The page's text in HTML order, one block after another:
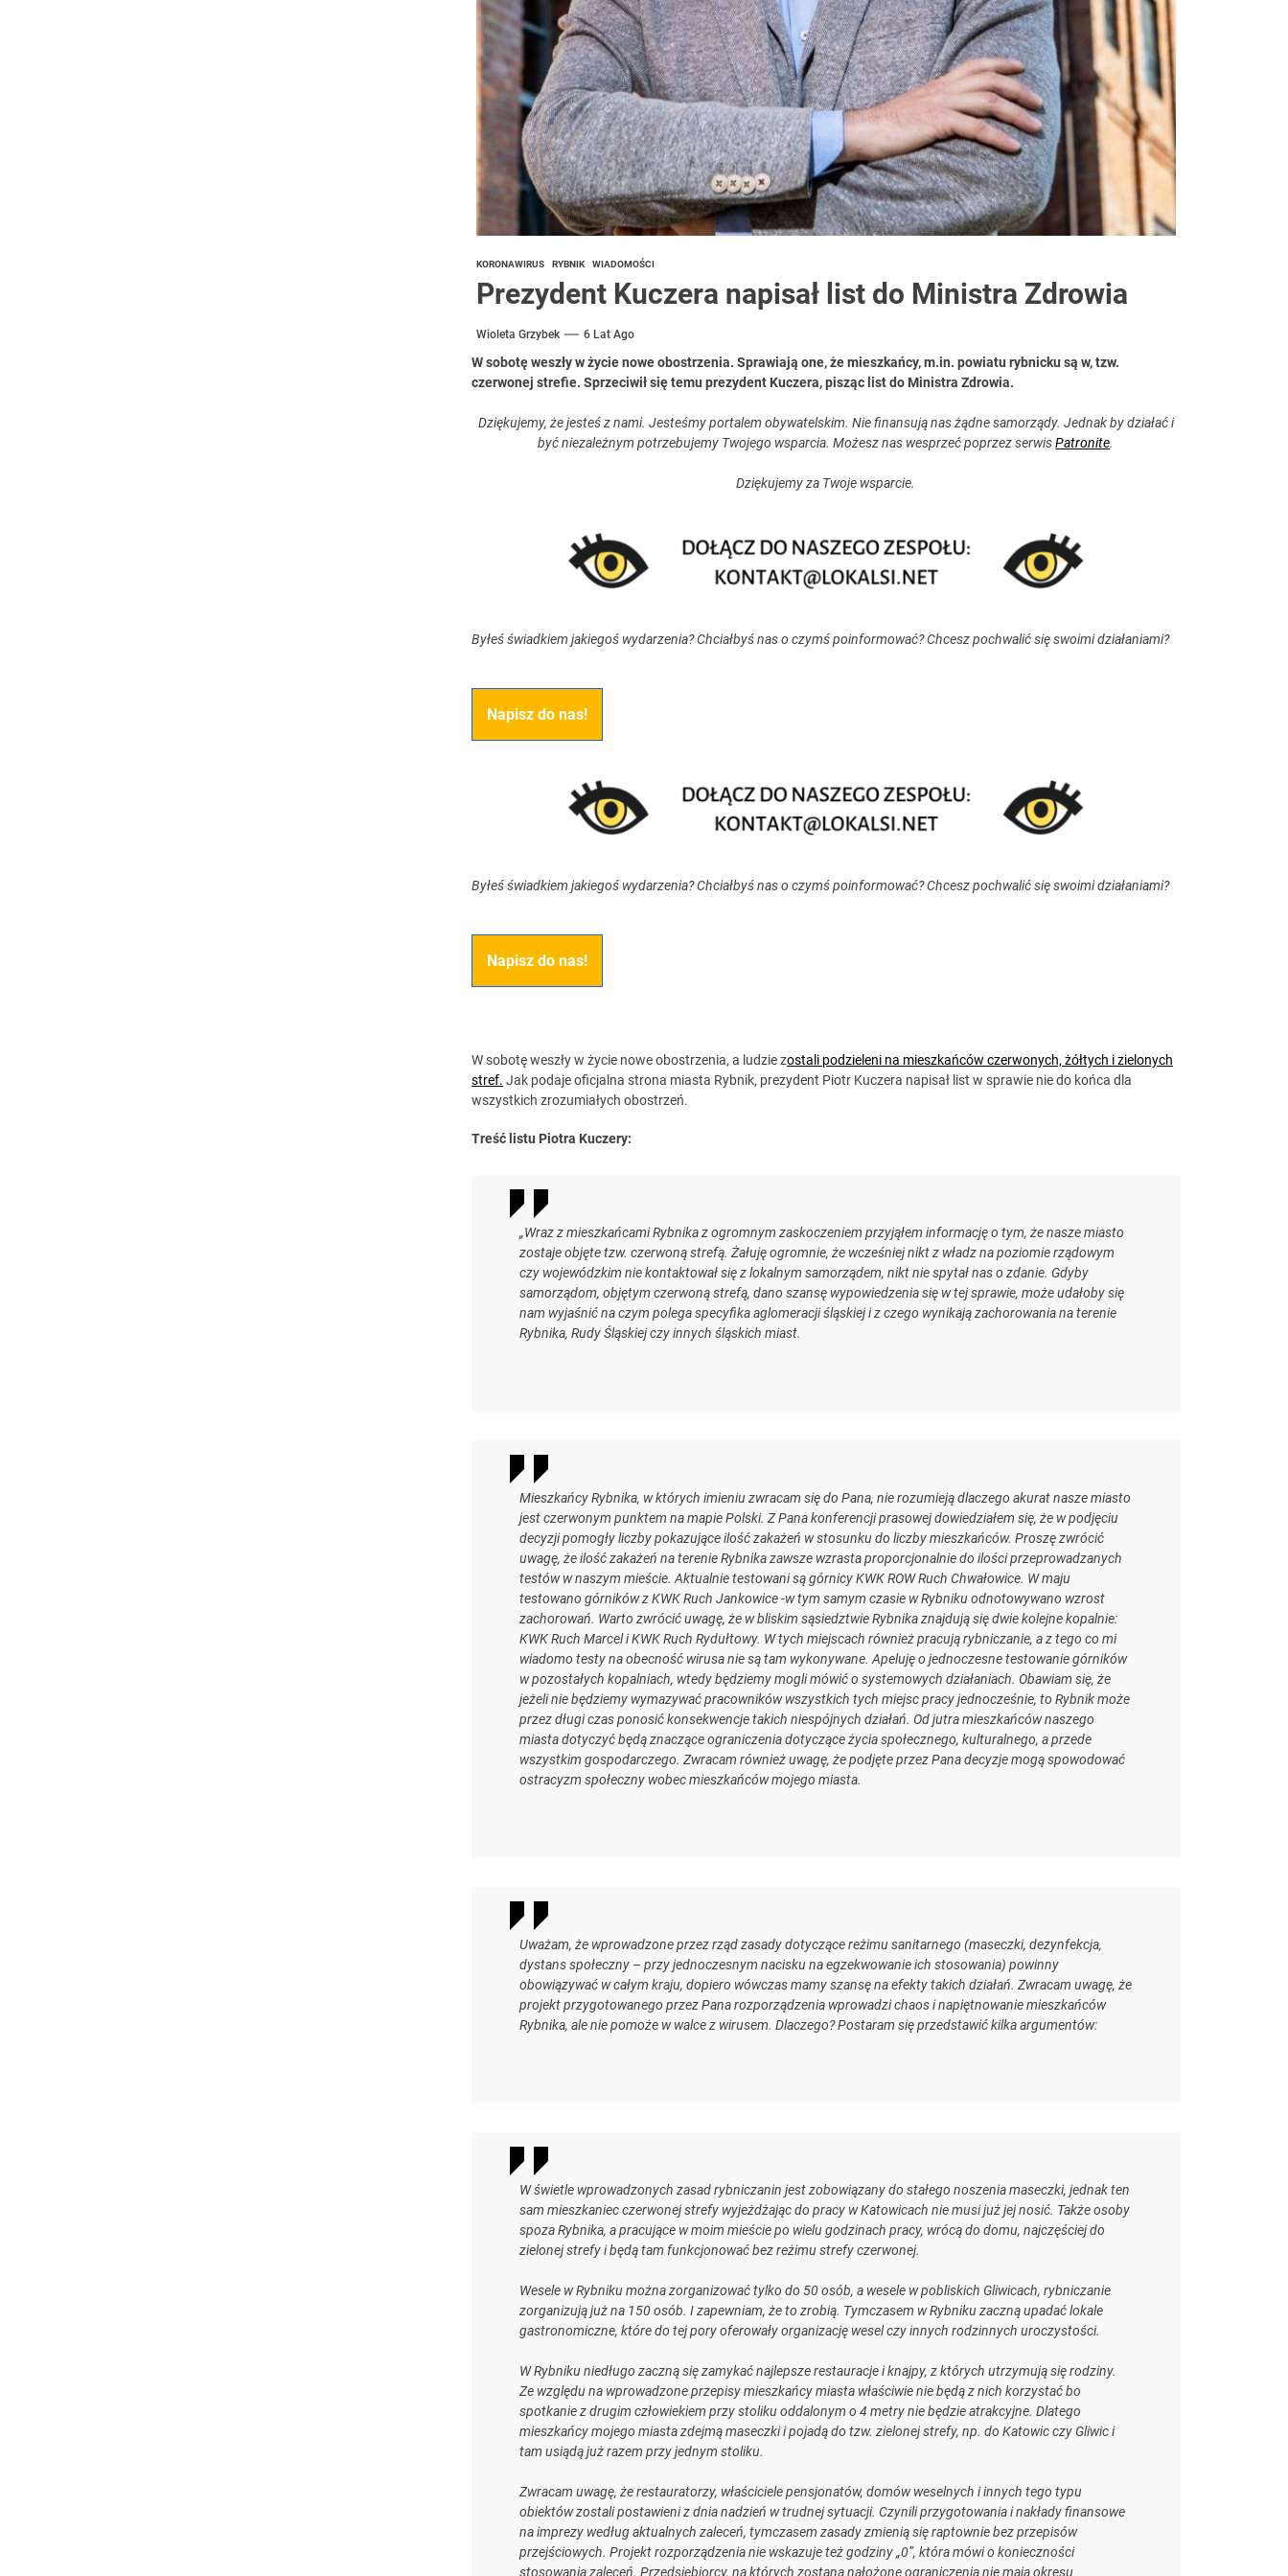
KORONAWIRUS RYBNIK WIADOMOŚCI
Prezydent Kuczera napisał list do Ministra Zdrowia
Wioleta Grzybek 6 Lat Ago
W sobotę weszły w życie nowe obostrzenia. Sprawiają one, że mieszkańcy, m.in. powiatu rybnicku są w, tzw.
czerwonej strefie. Sprzeciwił się temu prezydent Kuczera, pisząc list do Ministra Zdrowia.
Dziękujemy, że jesteś z nami. Jesteśmy portalem obywatelskim. Nie finansują nas żądne samorządy. Jednak by działać i
być niezależnym potrzebujemy Twojego wsparcia. Możesz nas wesprzeć poprzez serwisPatronite.
Dziękujemy za Twoje wsparcie.
Byłeś świadkiem jakiegoś wydarzenia? Chciałbyś nas o czymś poinformować? Chcesz pochwalić się swoimi działaniami?
Napisz do nas!
Byłeś świadkiem jakiegoś wydarzenia? Chciałbyś nas o czymś poinformować? Chcesz pochwalić się swoimi działaniami?
Napisz do nas!
W sobotę weszły w życie nowe obostrzenia, a ludzie zostali podzieleni na mieszkańców czerwonych, żółtych i zielonych
stref. Jak podaje oficjalna strona miasta Rybnik, prezydent Piotr Kuczera napisał list w sprawie nie do końca dla
wszystkich zrozumiałych obostrzeń.
Treść listu Piotra Kuczery:
„Wraz z mieszkańcami Rybnika z ogromnym zaskoczeniem przyjąłem informację o tym, że nasze miasto
zostaje objęte tzw. czerwoną strefą. Żałuję ogromnie, że wcześniej nikt z władz na poziomie rządowym
czy wojewódzkim nie kontaktował się z lokalnym samorządem, nikt nie spytał nas o zdanie. Gdyby
samorządom, objętym czerwoną strefą, dano szansę wypowiedzenia się w tej sprawie, może udałoby się
nam wyjaśnić na czym polega specyfika aglomeracji śląskiej i z czego wynikają zachorowania na terenie
Rybnika, Rudy Śląskiej czy innych śląskich miast.
Mieszkańcy Rybnika, w których imieniu zwracam się do Pana, nie rozumieją dlaczego akurat nasze miasto
jest czerwonym punktem na mapie Polski. Z Pana konferencji prasowej dowiedziałem się, że w podjęciu
decyzji pomogły liczby pokazujące ilość zakażeń w stosunku do liczby mieszkańców. Proszę zwrócić
uwagę, że ilość zakażeń na terenie Rybnika zawsze wzrasta proporcjonalnie do ilości przeprowadzanych
testów w naszym mieście. Aktualnie testowani są górnicy KWK ROW Ruch Chwałowice. W maju
testowano górników z KWK Ruch Jankowice -w tym samym czasie w Rybniku odnotowywano wzrost
zachorowań. Warto zwrócić uwagę, że w bliskim sąsiedztwie Rybnika znajdują się dwie kolejne kopalnie:
KWK Ruch Marcel i KWK Ruch Rydułtowy. W tych miejscach również pracują rybniczanie, a z tego co mi
wiadomo testy na obecność wirusa nie są tam wykonywane. Apeluję o jednoczesne testowanie górników
w pozostałych kopalniach, wtedy będziemy mogli mówić o systemowych działaniach. Obawiam się, że
jeżeli nie będziemy wymazywać pracowników wszystkich tych miejsc pracy jednocześnie, to Rybnik może
przez długi czas ponosić konsekwencje takich niespójnych działań. Od jutra mieszkańców naszego
miasta dotyczyć będą znaczące ograniczenia dotyczące życia społecznego, kulturalnego, a przede
wszystkim gospodarczego. Zwracam również uwagę, że podjęte przez Pana decyzje mogą spowodować
ostracyzm społeczny wobec mieszkańców mojego miasta.
Uważam, że wprowadzone przez rząd zasady dotyczące reżimu sanitarnego (maseczki, dezynfekcja,
dystans społeczny – przy jednoczesnym nacisku na egzekwowanie ich stosowania) powinny
obowiązywać w całym kraju, dopiero wówczas mamy szansę na efekty takich działań. Zwracam uwagę, że
projekt przygotowanego przez Pana rozporządzenia wprowadzi chaos i napiętnowanie mieszkańców
Rybnika, ale nie pomoże w walce z wirusem. Dlaczego? Postaram się przedstawić kilka argumentów:
W świetle wprowadzonych zasad rybniczanin jest zobowiązany do stałego noszenia maseczki, jednak ten
sam mieszkaniec czerwonej strefy wyjeżdżając do pracy w Katowicach nie musi już jej nosić. Także osoby
spoza Rybnika, a pracujące w moim mieście po wielu godzinach pracy, wrócą do domu, najczęściej do
zielonej strefy i będą tam funkcjonować bez reżimu strefy czerwonej.
Wesele w Rybniku można zorganizować tylko do 50 osób, a wesele w pobliskich Gliwicach, rybniczanie
zorganizują już na 150 osób. I zapewniam, że to zrobią. Tymczasem w Rybniku zaczną upadać lokale
gastronomiczne, które do tej pory oferowały organizację wesel czy innych rodzinnych uroczystości.
W Rybniku niedługo zaczną się zamykać najlepsze restauracje i knajpy, z których utrzymują się rodziny.
Ze względu na wprowadzone przepisy mieszkańcy miasta właściwie nie będą z nich korzystać bo
spotkanie z drugim człowiekiem przy stoliku oddalonym o 4 metry nie będzie atrakcyjne. Dlatego
mieszkańcy mojego miasta zdejmą maseczki i pojadą do tzw. zielonej strefy, np. do Katowic czy Gliwic i
tam usiądą już razem przy jednym stoliku.
Zwracam uwagę, że restauratorzy, właściciele pensjonatów, domów weselnych i innych tego typu
obiektów zostali postawieni z dnia nadzień w trudnej sytuacji. Czynili przygotowania i nakłady finansowe
na imprezy według aktualnych zaleceń, tymczasem zasady zmienią się raptownie bez przepisów
przejściowych. Projekt rozporządzenia nie wskazuje też godziny „0”, która mówi o konieczności
stosowania zaleceń. Przedsiębiorcy, na których zostaną nałożone ograniczenia nie mają okresu